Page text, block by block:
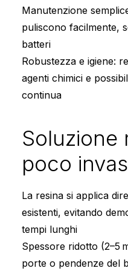
Manutenzione
puliscono facilmente,
batteri
Robustezza e igiene:
agenti chimici e
continua
Soluzione
poco
La resina si applica
esistenti, evitando
tempi lunghi
Spessore ridotto (2–5
porte o pendenze del